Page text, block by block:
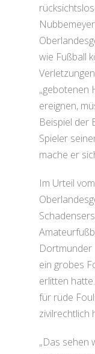
wie Fußball
„gebotenen
ereignen,
Beispiel der
Spieler
mache er
Im Urteil
Dortmunder
ein grobes
erlitten
für rüde
zivilrechtlich
„Das sehen